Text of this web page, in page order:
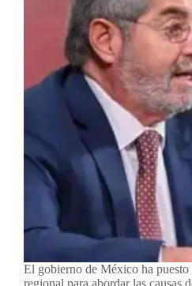
El gobierno de México ha puesto